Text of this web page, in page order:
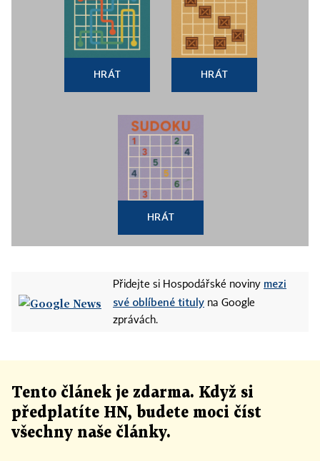
HRÁT HRÁT
HRÁT
Přidejte si Hospodářské noviny mezi
své oblíbené tituly na Google
zprávách.
Tento článek je zdarma. Když si
předplatíte HN, budete moci číst
všechny naše články.